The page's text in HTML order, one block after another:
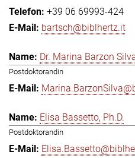
+39 06 69993-424
bartsch@biblhertz.it
Dr. Marina Barzon
Postdoktorandin
Elisa Bassetto, Ph.D.
Postdoktorandin